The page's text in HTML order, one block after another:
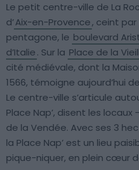
Le petit centre-ville de La
d’Aix-en-Provence, ceint
pentagone, le boulevard
d’Italie. Sur la Place de la
cité médiévale, dont la
1566, témoigne aujourd’hui
Le centre-ville s’articule
Place Nap’, disent les locaux
de la Vendée. Avec ses 3
la Place Nap’ est un lieu
pique-niquer, en plein cœur